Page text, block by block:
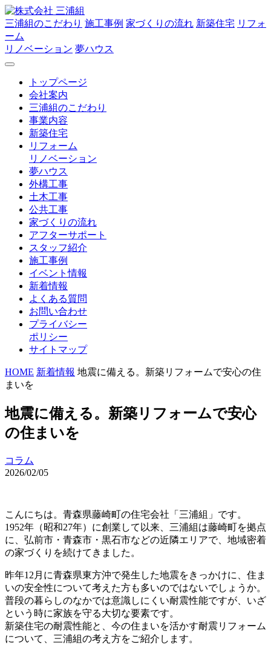
三浦組のこだわり 施工事例 家づくりの流れ 新築住宅 リフォ
ーム
リノベーション 夢ハウス
トップページ
会社案内
三浦組のこだわり
事業内容
新築住宅
リフォーム
リノベーション
夢ハウス
外構工事
土木工事
公共工事
家づくりの流れ
アフターサポート
スタッフ紹介
施工事例
イベント情報
新着情報
よくある質問
お問い合わせ
プライバシー
ポリシー
サイトマップ
HOME 新着情報 地震に備える。新築リフォームで安心の住
まいを
地震に備える。新築リフォームで安心
の住まいを
コラム
2026/02/05
こんにちは。青森県藤崎町の住宅会社「三浦組」です。
1952年（昭和27年）に創業して以来、三浦組は藤崎町を拠点
に、弘前市・青森市・黒石市などの近隣エリアで、地域密着
の家づくりを続けてきました。
昨年12月に青森県東方沖で発生した地震をきっかけに、住ま
いの安全性について考えた方も多いのではないでしょうか。
普段の暮らしのなかでは意識しにくい耐震性能ですが、いざ
という時に家族を守る大切な要素です。
新築住宅の耐震性能と、今の住まいを活かす耐震リフォーム
について、三浦組の考え方をご紹介します。